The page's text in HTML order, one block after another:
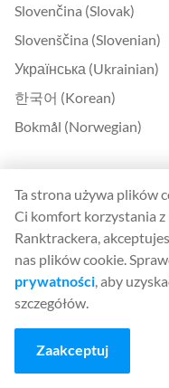
Slovenčina (Slovak)
Slovenščina (Slovenian)
Українська (Ukrainian)
한국어 (Korean)
Bokmål (Norwegian)
Kontakt
O nas
United Kingdom Office
London, EC1R 5DF
Ta strona używa plików
Ci komfort korzystania z
Ranktrackera,
nas plików cookie.
prywatności, aby
szczegółów.
Zaakceptuj